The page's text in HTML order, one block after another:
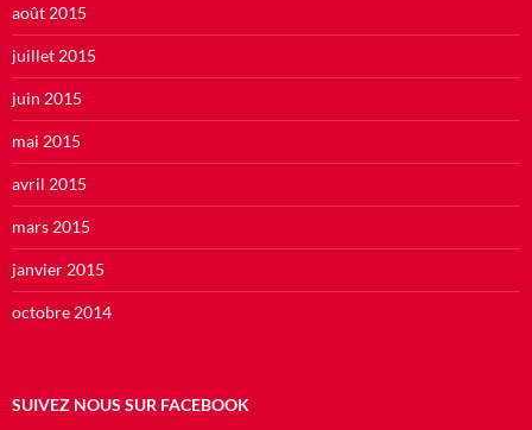
août 2015
juillet 2015
juin 2015
mai 2015
avril 2015
mars 2015
janvier 2015
octobre 2014
SUIVEZ NOUS SUR FACEBOOK